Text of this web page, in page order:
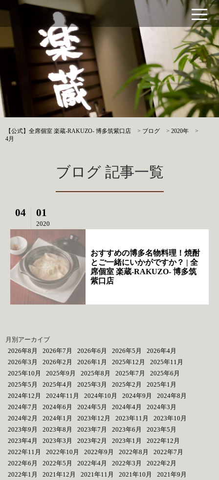
【公式】全席個室 楽蔵‐RAKUZO‐ 博多筑紫口店 > ブログ >2020年
>
4月
ブログ 記事一覧
04 01
2020
おすすめの博多名物料理！焼酎
とご一緒にいかがですか？ | 全
席個室 楽蔵‐RAKUZO‐ 博多筑
紫口店
月別アーカイブ
2026年8月
2026年7月 2026年6月 2026年5月
2026年4月
2026年3月
2026年2月 2026年1月 2025年12月
2025年11月
2025年10月
2025年9月 2025年8月 2025年7月
2025年6月
2025年5月
2025年4月 2025年3月 2025年2月
2025年1月
2024年12月
2024年11月 2024年10月 2024年9月
2024年8月
2024年7月
2024年6月 2024年5月 2024年4月
2024年3月
2024年2月
2024年1月 2023年12月 2023年11月
2023年10月
2023年9月
2023年8月 2023年7月 2023年6月
2023年5月
2023年4月
2023年3月 2023年2月 2023年1月
2022年12月
2022年11月
2022年10月 2022年9月 2022年8月
2022年7月
2022年6月
2022年5月 2022年4月 2022年3月
2022年2月
2022年1月
2021年12月 2021年11月 2021年10月
2021年9月